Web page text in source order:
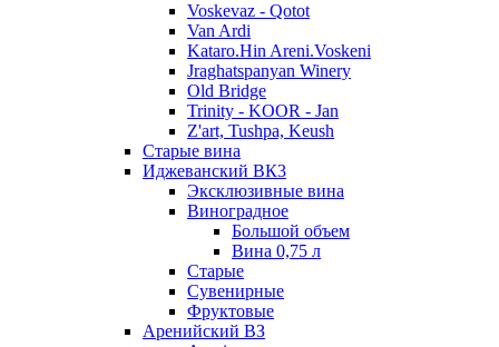
Voskevaz - Qotot
Van Ardi
Kataro.Hin Areni.Voskeni
Jraghatspanyan Winery
Old Bridge
Trinity - KOOR - Jan
Z'art, Tushpa, Keush
Старые вина
Иджеванский ВК3
Эксклюзивные вина
Виноградное
Большой объем
Вина 0,75 л
Старые
Сувенирные
Фруктовые
Аренийский ВЗ